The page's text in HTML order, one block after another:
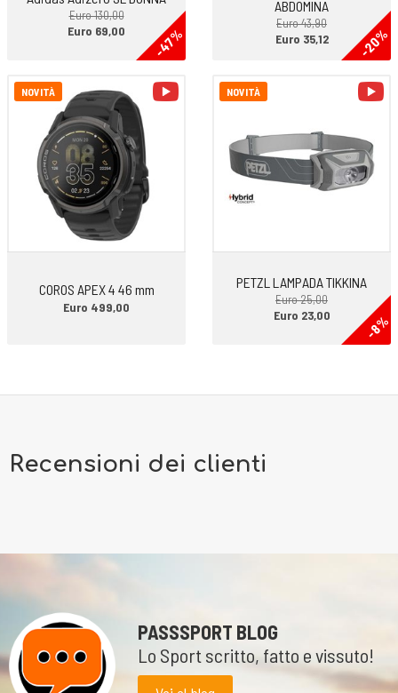
Euro 130,00
-47%
Euro 69,00
ABDOMINA
Euro 43,90
-20%
Euro 35,12
NOVITÀ
COROS APEX 4 46 mm
Euro 499,00
NOVITÀ
PETZL LAMPADA TIKKINA
Euro 25,00
-8%
Euro 23,00
Recensioni dei clienti
PASSSPORT BLOG
Lo Sport scritto, fatto e vissuto!